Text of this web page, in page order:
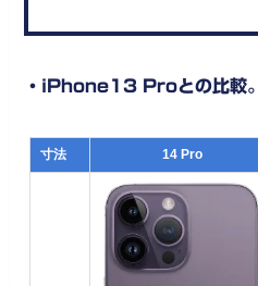
・iPhone13 Proとの比較。
寸法 14 Pro